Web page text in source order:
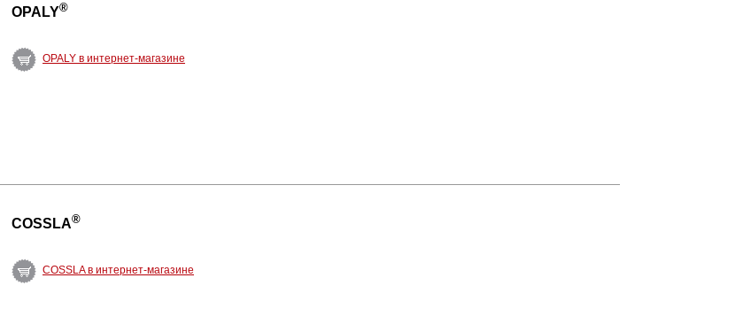
OPALY®
OPALY в интернет-магазине
COSSLA®
COSSLA в интернет-магазине